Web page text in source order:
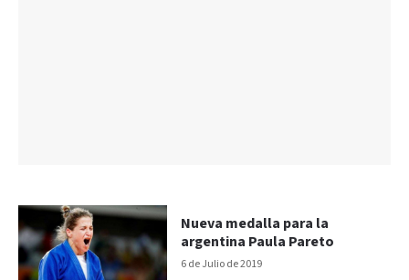
6 de Julio de 2019
Nueva medalla para la
argentina Paula Pareto